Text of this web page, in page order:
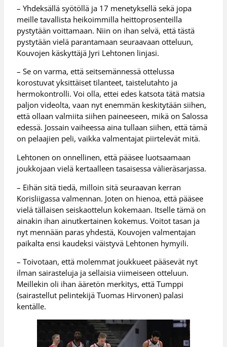
– Yhdeksällä syötöllä ja 17 menetyksellä sekä jopa
meille tavallista heikoimmilla heittoprosenteilla
pystytään voittamaan. Niin on ihan selvä, että tästä
pystytään vielä parantamaan seuraavaan otteluun,
Kouvojen käskyttäjä Jyri Lehtonen linjasi.
– Se on varma, että seitsemännessä ottelussa
korostuvat yksittäiset tilanteet, taistelutahto ja
hermokontrolli. Voi olla, ettei edes katsota tätä matsia
paljon videolta, vaan nyt enemmän keskitytään siihen,
että ollaan valmiita siihen paineeseen, mikä on Salossa
edessä. Jossain vaiheessa aina tullaan siihen, että tämä
on pelaajien peli, vaikka valmentajat piirtelevät mitä.
Lehtonen on onnellinen, että pääsee luotsaamaan
joukkojaan vielä kertaalleen tasaisessa välieräsarjassa.
– Eihän sitä tiedä, milloin sitä seuraavan kerran
Korisliigassa valmennan. Joten on hienoa, että pääsee
vielä tällaisen seiskaottelun kokemaan. Itselle tämä on
ainakin ihan ainutkertainen kokemus. Voitot tasan ja
nyt mennään paras yhdestä, Kouvojen valmentajan
paikalta ensi kaudeksi väistyvä Lehtonen hymyili.
– Toivotaan, että molemmat joukkueet pääsevät nyt
ilman sairasteluja ja sellaisia viimeiseen otteluun.
Meillekin oli ihan ääretön merkitys, että Tumppi
(sairastellut pelintekijä Tuomas Hirvonen) palasi
kentälle.